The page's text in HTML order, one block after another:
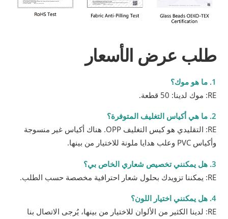
طلب عرض الأسعار
1. ما هو موك؟
RE: موك لدينا: 50 قطعة.
2. ما هي أكياس التغليف المتوفرة؟
RE: التقليدي هو كيس التغليف OPP. هناك أكياس غير منسوجة
وأكياس PVC وعلب هدايا ملونة للاختيار من بينها.
3. هل يمكنني تخصيص شعاري الخاص بي؟
RE: يمكننا تزويدك بحلول شعار احترافية مخصصة حسب الطلب.
4. هل يمكنني اختيار اللون؟
RE: لدينا الكثير من الألوان للاختيار من بينها، يُرجى الاتصال بنا